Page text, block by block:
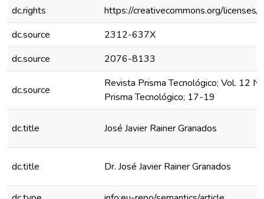
dc.rights
https://creativecommons.org/
dc.source
2312-637X
dc.source
2076-8133
dc.source
Revista Prisma Tecnológico; Vol. 12
Prisma Tecnológico; 17-19
dc.title José Javier Rainer Granados
dc.title Dr. José Javier Rainer Granados